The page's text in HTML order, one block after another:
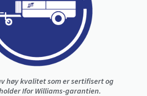
høy kvalitet som er sertifisert og
Ifor Williams-garantien.